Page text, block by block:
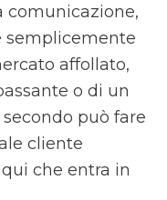
comunicazione,
semplicemente
affollato,
o di un
può fare
cliente
che entra in